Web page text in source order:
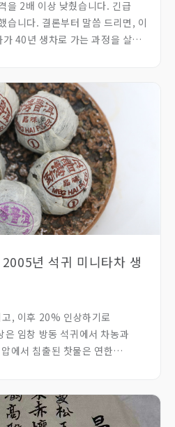
을 2배 이상 낮췄습니다. 긴급
습니다. 결론부터 말씀 드리면, 이
40년 생차로 가는 과정을 살펴
미, 밀향이 진향으로 전화되는
감과 생진이 있고, 전체적으로
는 재미가 좋습니다. 1995년
면 되고, 병면은 좋은 노차에서
잎이 분명하게 드러나는 조소가
습을 보여줍니다. 90년대
병배로 중차공사에 주문을
서 고삽미가 강하고, 회감이 빠른
중국 남방에서 건창 보관되었고,
다. 병배 보이차 40년이
지나면 이 차가 효자가 될 것
년 석귀 미니타차 생
, 이후 20% 인상하기로
임창 방동 석귀에서 차농과
에서 침출된 찻물은 연한
과 회감이 매우 빠르고 10번 정도
이 머물고 있습니다. 구감이